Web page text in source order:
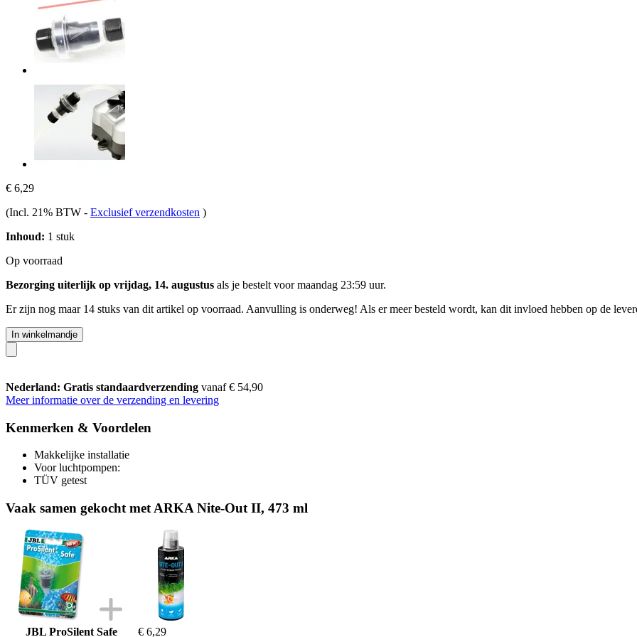
€ 6,29
(Incl. 21% BTW - Exclusief verzendkosten )
Inhoud: 1 stuk
Op voorraad
Bezorging uiterlijk op vrijdag, 14. augustus als je bestelt voormaandag 23:59 uur.
Er zijn nog maar 14 stuks van dit artikel op voorraad. Aanvulling is onderweg! Als er meer besteld wordt, kan dit invloed hebben op de
In winkelmandje
Nederland: Gratis standaardverzending vanaf € 54,90
Meer informatie over de verzending en levering
Kenmerken & Voordelen
Makkelijke installatie
Voor luchtpompen:
TÜV getest
Vaak samen gekocht met ARKA Nite-Out II, 473 ml
JBL ProSilent Safe € 6,29